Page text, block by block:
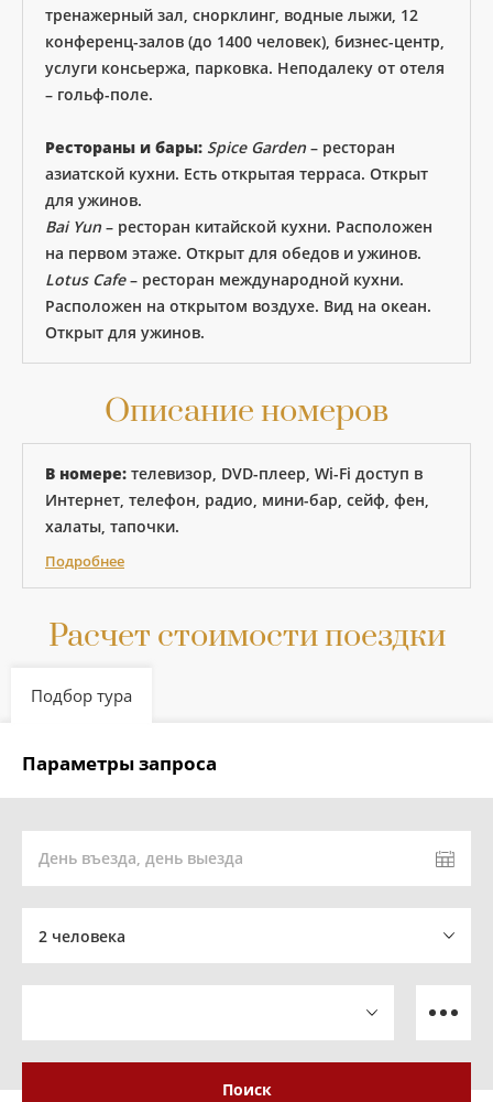
тренажерный зал, снорклинг, водные лыжи, 12
конференц-залов (до 1400 человек), бизнес-центр,
услуги консьержа, парковка. Неподалеку от отеля
– гольф-поле.
Рестораны и бары: Spice Garden – ресторан
азиатской кухни. Есть открытая терраса. Открыт
для ужинов.
Bai Yun – ресторан китайской кухни. Расположен
на первом этаже. Открыт для обедов и ужинов.
Lotus Cafe– ресторан международной кухни.
Расположен на открытом воздухе. Вид на океан.
Открыт для ужинов.
Описание номеров
В номере: телевизор, DVD-плеер, Wi-Fi доступ в
Интернет, телефон, радио, мини-бар, сейф, фен,
халаты, тапочки.
Подробнее
Расчет стоимости поездки
Подбор тура
Параметры запроса
День въезда, день выезда
2 человека
Поиск